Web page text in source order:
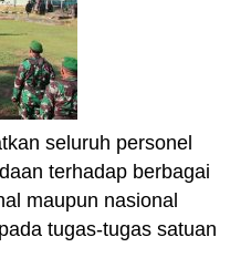
seluruh personel
terhadap berbagai
maupun nasional
tugas-tugas satuan